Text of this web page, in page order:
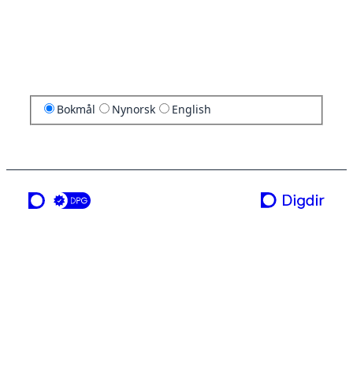
Bokmål Nynorsk English